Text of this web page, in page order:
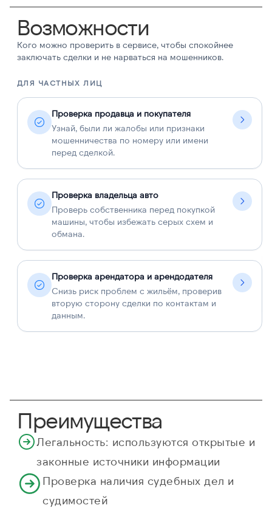
Возможности
Кого можно проверить в сервисе, чтобы спокойнее
заключать сделки и не нарваться на мошенников.
ДЛЯ ЧАСТНЫХ ЛИЦ
Проверка продавца и покупателя
Узнай, были ли жалобы или признаки
мошенничества по номеру или имени
перед сделкой.
Проверка владельца авто
Проверь собственника перед покупкой
машины, чтобы избежать серых схем и
обмана.
Проверка арендатора и арендодателя
Снизь риск проблем с жильём, проверив
вторую сторону сделки по контактам и
данным.
Преимущества
Легальность: используются открытые и
законные источники информации
Проверка наличия судебных дел и
судимостей